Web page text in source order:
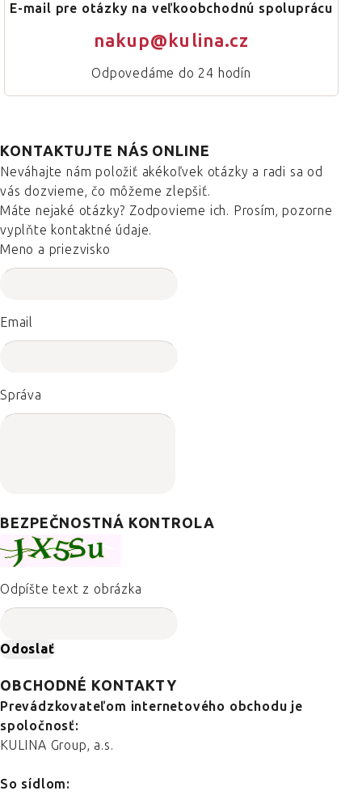
E-mail pre otázky na veľkoobchodnú spoluprácu
nakup@kulina.cz
Odpovedáme do 24 hodín
KONTAKTUJTE NÁS ONLINE
Neváhajte nám položiť akékoľvek otázky a radi sa od
vás dozvieme, čo môžeme zlepšiť.
Máte nejaké otázky? Zodpovieme ich. Prosím, pozorne
vyplňte kontaktné údaje.
Meno a priezvisko
Email
Správa
BEZPEČNOSTNÁ KONTROLA
Odpíšte text z obrázka
Odoslať
OBCHODNÉ KONTAKTY
Prevádzkovateľom internetového obchodu je
spoločnosť:
KULINA Group, a.s.
So sídlom: